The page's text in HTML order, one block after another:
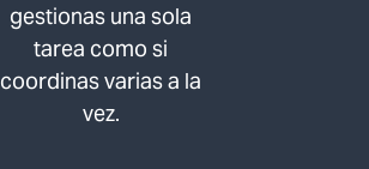
gestionas una sola
tarea como si
coordinas varias a la
vez.